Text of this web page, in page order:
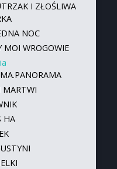
I ZŁOŚLIWA
NOC
MOI WROGOWIE
MARTWI
HA